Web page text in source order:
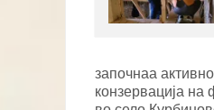
започнаа
конзервација на